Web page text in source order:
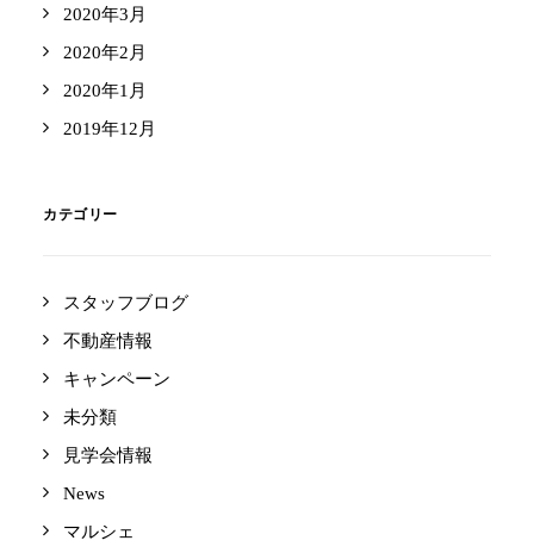
2020年3月
2020年2月
2020年1月
2019年12月
カテゴリー
スタッフブログ
不動産情報
キャンペーン
未分類
見学会情報
News
マルシェ